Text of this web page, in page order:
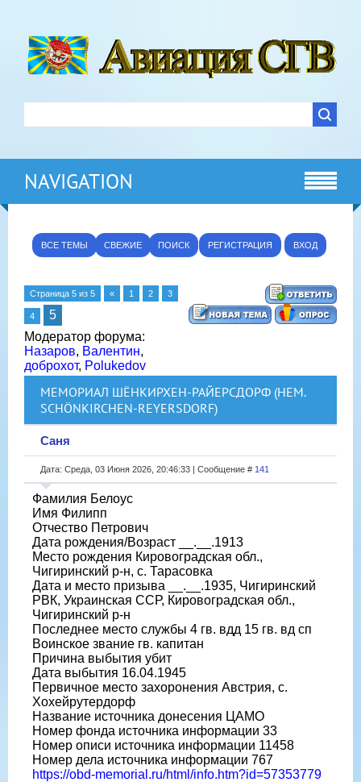
NAVIGATION
ВСЕ ТЕМЫ СВЕЖИЕ ПОИСК РЕГИСТРАЦИЯ ВХОД
Страница 5 из 5 « 1 2 3
4
5
Модератор форума:
Назаров, Валентин,
доброхот, Polukedov
МЕМОРИАЛ ШЁНКИРХЕН-РАЙЕРСДОРФ (НЕМ.
SCHÖNKIRCHEN-REYERSDORF)
Саня
Дата: Среда, 03 Июня 2026, 20:46:33 | Сообщение # 141
Фамилия Белоус
Имя Филипп
Отчество Петрович
Дата рождения/Возраст __.__.1913
Место рождения Кировоградская обл.,
Чигиринский р-н, с. Тарасовка
Дата и место призыва __.__.1935, Чигиринский
РВК, Украинская ССР, Кировоградская обл.,
Чигиринский р-н
Последнее место службы 4 гв. вдд 15 гв. вд сп
Воинское звание гв. капитан
Причина выбытия убит
Дата выбытия 16.04.1945
Первичное место захоронения Австрия, с.
Хохейрутердорф
Название источника донесения ЦАМО
Номер фонда источника информации 33
Номер описи источника информации 11458
Номер дела источника информации 767
https://obd-memorial.ru/html/info.htm?id=57353779